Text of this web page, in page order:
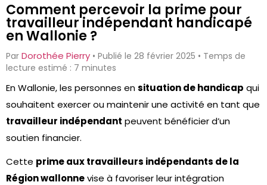
Comment percevoir la prime pour
travailleur indépendant handicapé
en Wallonie ?
Par Dorothée Pierry • Publié le 28 février 2025 • Temps de
lecture estimé : 7 minutes
En Wallonie, les personnes ensituation de handicap qui
souhaitent exercer ou maintenir une activité en tant que
travailleur indépendant peuvent bénéficier d’un
soutien financier.
Cette prime aux travailleurs indépendants de la
Région wallonnevise à favoriser leur intégration